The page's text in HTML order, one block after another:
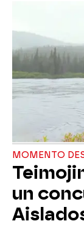
MOMENTO
un